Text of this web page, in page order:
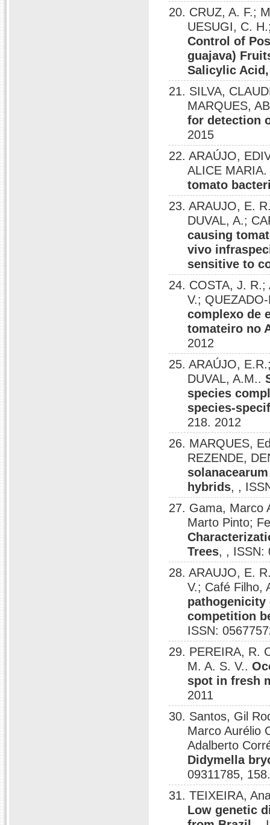
20. CRUZ, A. F.;
UESUGI, C.
Control of
guajava)
Salicylic Acid,
21. SILVA,
MARQUES,
for detection
2015
22. ARAÚJO,
ALICE
tomato
23. ARAUJO, E.
DUVAL, A.;
causing
vivo
sensitive to
24. COSTA, J. R.;
V.;
complexo de
tomateiro no
2012
25. ARAÚJO,
DUVAL, A.M..
species
species-
218. 2012
26. MARQUES,
REZENDE,
hybrids, ,
27. Gama, Marco
Marto Pinto;
Trees, , ISSN:
28. ARAUJO, E.
V.; Café Filho,
pathogenicity
competition
ISSN:
29. PEREIRA, R.
M. A. S. V..
spot in fresh
2011
30. Santos, Gil
Marco Aurélio
Adalberto
Didymella
09311785,
31. TEIXEIRA,
Low genetic